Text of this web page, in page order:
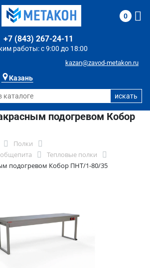
Казань
работы: с 9:00 до 18:00
+7 (843) 267-24-11
kazan@zavod-metakon.ru
0
подогревом Кобор
Полки
Тепловые полки
подогревом Кобор ПНТ/1-80/35